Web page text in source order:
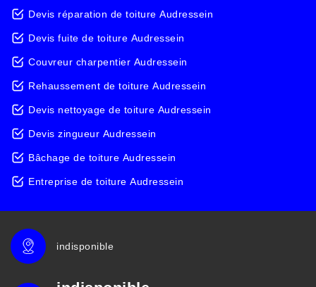
Devis réparation de toiture Audressein
Devis fuite de toiture Audressein
Couvreur charpentier Audressein
Rehaussement de toiture Audressein
Devis nettoyage de toiture Audressein
Devis zingueur Audressein
Bâchage de toiture Audressein
Entreprise de toiture Audressein
indisponible